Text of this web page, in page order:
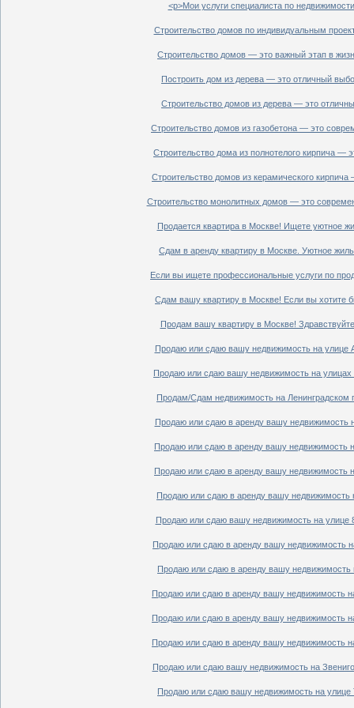
<p>Мои услуги специалиста по
Строительство домов по индивидуальным
Строительство домов — это важный этап в
Построить дом из дерева — это отличный
Строительство домов из дерева — это
Строительство домов из газобетона — это
Строительство дома из полнотелого кирпича —
Строительство домов из керамического
Строительство монолитных домов — это
Продается квартира в Москве! Ищете уютное
Сдам в аренду квартиру в Москве. Уютное
Если вы ищете профессиональные услуги по
Сдам вашу квартиру в Москве! Если вы хотите
Продам вашу квартиру в Москве!
Продаю или сдаю вашу недвижимость на улице
Продаю или сдаю вашу недвижимость на
Продам/Сдам недвижимость на Ленинградском
Продаю или сдаю в аренду вашу недвижимость
Продаю или сдаю в аренду вашу недвижимость
Продаю или сдаю в аренду вашу недвижимость
Продаю или сдаю в аренду вашу недвижимость
Продаю или сдаю вашу недвижимость на улице
Продаю или сдаю в аренду вашу недвижимость
Продаю или сдаю в аренду вашу недвижимость
Продаю или сдаю в аренду вашу недвижимость
Продаю или сдаю в аренду вашу недвижимость
Продаю или сдаю в аренду вашу недвижимость
Продаю или сдаю вашу недвижимость на
Продаю или сдаю вашу недвижимость на улице